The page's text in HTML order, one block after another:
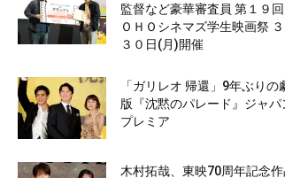
監督など豪華審査員 第１９回
ＯＨＯシネマズ学生映画祭 ３
３０日(月)開催
「ガリレオ 帰還」9年ぶりの
版『沈黙のパレード』ジャパ
プレミア
木村拓哉、東映70周年記念作